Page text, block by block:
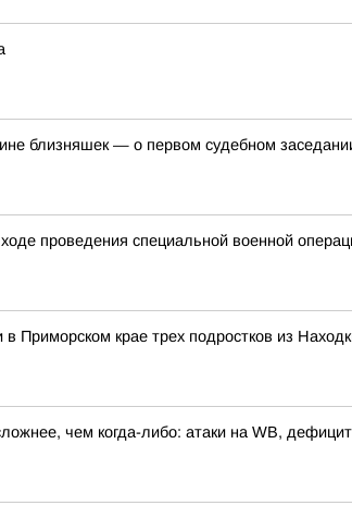
близняшек — о первом судебном
проведения специальной военной
крае трех подростков из
чем когда-либо: атаки на WB,